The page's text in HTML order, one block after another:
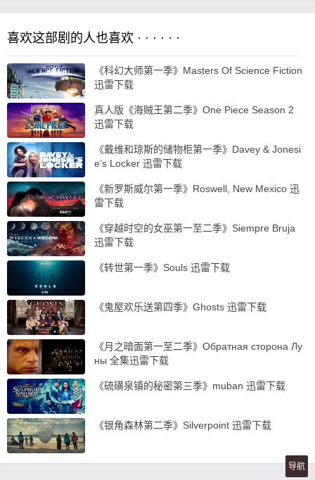
喜欢这部剧的人也喜欢 · · · · · ·
《科幻大师第一季》Masters Of Science Fiction
迅雷下载
真人版《海贼王第二季》One Piece Season 2
迅雷下载
《戴维和琼斯的储物柜第一季》Davey & Jonesi
e’s Locker 迅雷下载
《新罗斯威尔第一季》Roswell, New Mexico 迅
雷下载
《穿越时空的女巫第一至二季》Siempre Bruja
迅雷下载
《转世第一季》Souls 迅雷下载
《鬼屋欢乐送第四季》Ghosts 迅雷下载
《月之暗面第一至二季》Обратная сторона Лу
ны 全集迅雷下载
《硫磺泉镇的秘密第三季》muban 迅雷下载
《银角森林第二季》Silverpoint 迅雷下载
导航